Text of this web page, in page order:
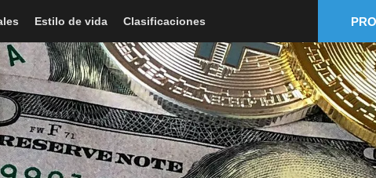
Estilo de vida Clasificaciones